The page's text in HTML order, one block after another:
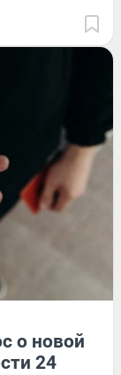
о новой
24